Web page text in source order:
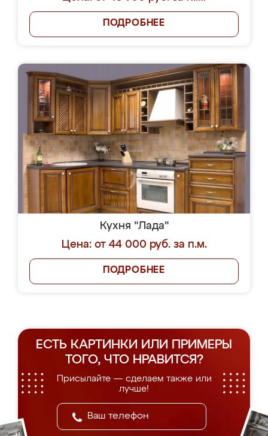
ПОДРОБНЕЕ
Кухня "Лада"
Цена: от 44 000 руб. за п.м.
ПОДРОБНЕЕ
ЕСТЬ КАРТИНКИ ИЛИ ПРИМЕРЫ
ТОГО, ЧТО НРАВИТСЯ?
Присылайте — сделаем также или
лучше!